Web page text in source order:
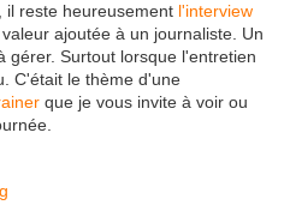
il reste heureusement l'interview
ajoutée à un journaliste. Un
gérer. Surtout lorsque l'entretien
C'était le thème d'une
que je vous invite à voir ou